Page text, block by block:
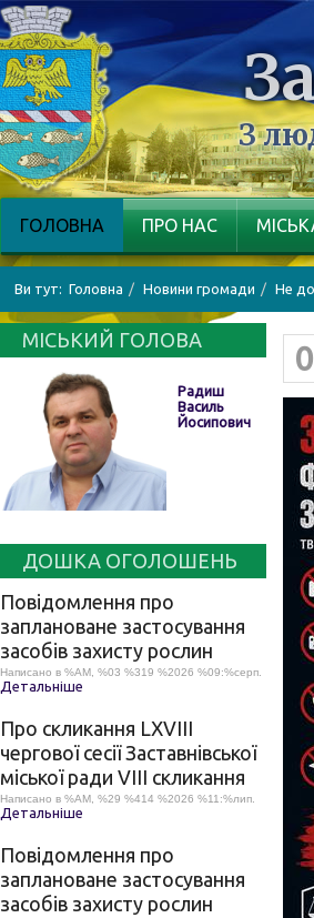
З
ГОЛОВНА ПРО НАС
Ви тут: Головна Новини громади Не
МІСЬКИЙ ГОЛОВА
Радиш
Василь
Йосипович
ДОШКА ОГОЛОШЕНЬ
Повідомлення про
заплановане застосування
засобів захисту рослин
Написано в %AM, %03 %319 %2026 %09:%серп.
Детальніше
Про скликання LХVІІІ
чергової сесії Заставнівської
міської ради VIII скликання
Написано в %AM, %29 %414 %2026 %11:%лип.
Детальніше
Повідомлення про
заплановане застосування
засобів захисту рослин